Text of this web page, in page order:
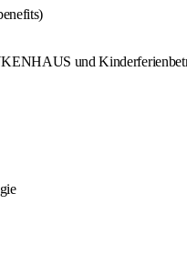
und